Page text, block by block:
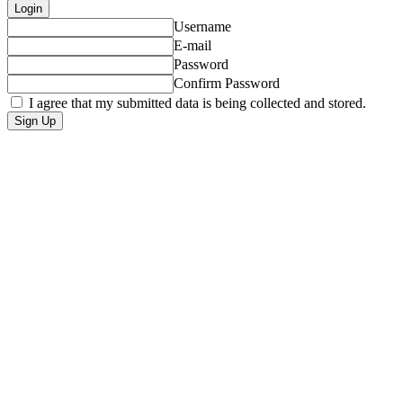
Username
E-mail
Password
Confirm Password
I agree that my submitted data is being collected and stored.